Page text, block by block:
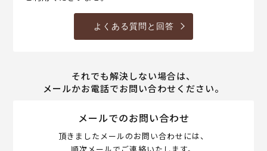
よくある質問と回答
それでも解決しない場合は、
メールかお電話でお問い合わせください。
メールでのお問い合わせ
頂きましたメールのお問い合わせには、
順次メールでご連絡いたします。